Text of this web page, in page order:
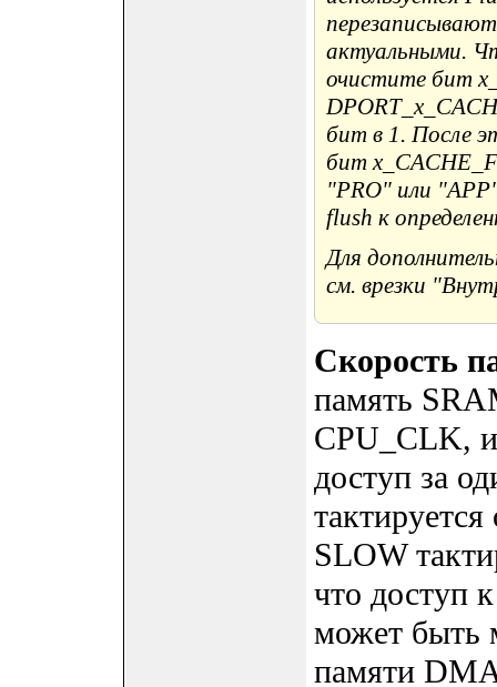
актуальными.
очистите бит
бит в 1. После
бит
"PRO" или
flush к
Для
см. врезки
Скорость
память
CPU_CLK,
доступ за
SLOW
что доступ
может быть
памяти